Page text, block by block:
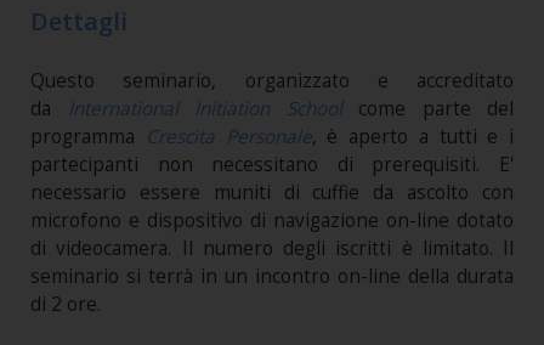
Dettagli
Questo seminario, organizzato e accreditato
da
International Initiation School
come parte del
programma Crescita Personale, è aperto a tutti e i
partecipanti non necessitano di prerequisiti. E'
necessario essere muniti di cuffie da ascolto con
microfono e dispositivo di navigazione on-line dotato
di videocamera. Il numero degli iscritti è limitato. Il
seminario si terrà in un incontro on-line della durata
di 2 ore.